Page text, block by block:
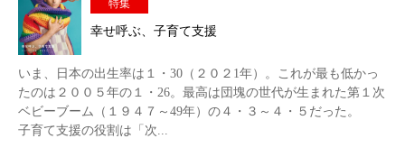
特集
幸せ呼ぶ、子育て支援
いま、日本の出生率は１・30（２０２1年）。これが最も低かっ
たのは２００５年の１・26。最高は団塊の世代が生まれた第１次
ベビーブーム（１９４７～49年）の４・３～４・５だった。
子育て支援の役割は「次...